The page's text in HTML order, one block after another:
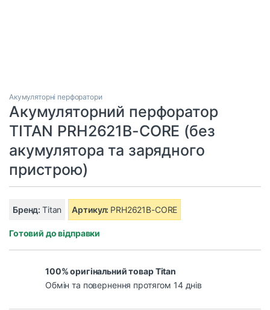
Акумуляторні перфоратори
Акумуляторний перфоратор
TITAN PRH2621B-CORE (без
акумулятора та зарядного
пристрою)
Бренд:Titan Артикул: PRH2621B-CORE
Готовий до відправки
100% оригінальний товар Titan
Обмін та повернення протягом 14 днів